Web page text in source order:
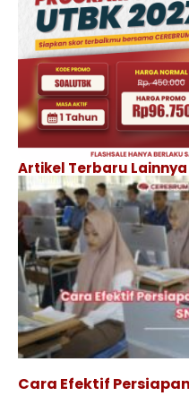
Artikel Terbaru Lainnya
Cara Efektif Persiapan